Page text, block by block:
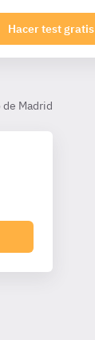
Hacer test gratis
Madrid TL